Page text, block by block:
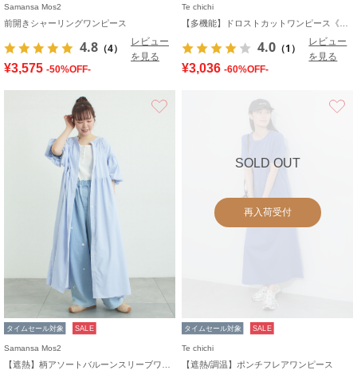
Samansa Mos2
前開きシャーリングワンピース
4.8 （4）
レビュー
を見る
¥3,575 -50%OFF-
Te chichi
4.0 （1）
レビュー
を見る
¥3,036 -60%OFF-
タイムセール対象 SALE
Samansa Mos2
SOLD OUT
再入荷受付
タイムセール対象 SALE
Te chichi
【遮熱/調温】ポンチフレアワンピース